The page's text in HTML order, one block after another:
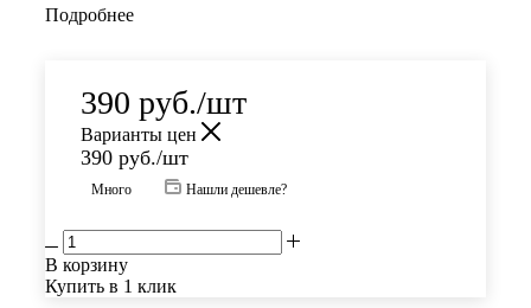
Подробнее
390 руб./шт
Варианты цен
390 руб./шт
Много Нашли дешевле?
В корзину
Купить в 1 клик